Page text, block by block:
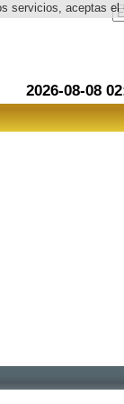
servicios, aceptas
Idioma
2026-08-08